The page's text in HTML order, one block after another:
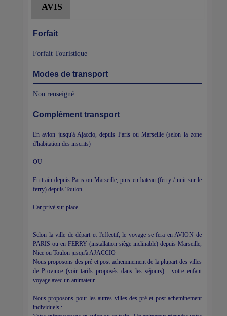
AVIS
Forfait
Forfait Touristique
Modes de transport
Non renseigné
Complément transport
En avion jusqu'à Ajaccio, depuis Paris ou Marseille (selon la zone
d'habitation des inscrits)
OU
En train depuis Paris ou Marseille, puis en bateau (ferry / nuit sur le
ferry) depuis Toulon
Car privé sur place
Selon la ville de départ et l'effectif, le voyage se fera en AVION de
PARIS ou en FERRY (installation siège inclinable) depuis Marseille,
Nice ou Toulon jusqu'à AJACCIO
Nous proposons des pré et post acheminement de la plupart des villes
de Province (voir tarifs proposés dans les séjours) : votre enfant
voyage avec un animateur.
Nous proposons pour les autres villes des pré et post acheminement
individuels :